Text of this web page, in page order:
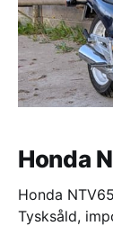
Honda
Honda
Tysksåld, importerad